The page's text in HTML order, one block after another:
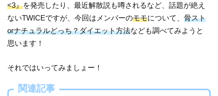
<3』を発売したり、最近解散説も噂されるなど、話題が絶え
ないTWICEですが、今回はメンバーのモモについて、骨スト
orナチュラルどっち？ダイエット方法なども調べてみようと
思います！
それではいってみましょー！
関連記事